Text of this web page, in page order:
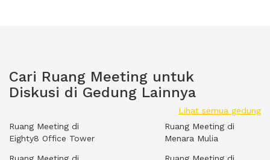
Cari Ruang Meeting untuk
Diskusi di Gedung Lainnya
Lihat semua gedung
Ruang Meeting di
Eighty8 Office Tower
Ruang Meeting di
Menara Mulia